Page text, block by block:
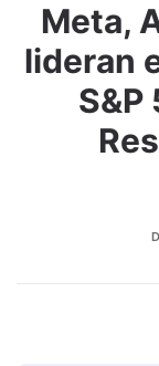
Meta,
lideran
S&P